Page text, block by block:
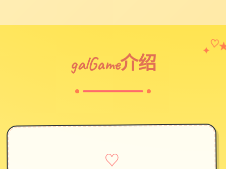
galGame介绍
✦ ♡
♡